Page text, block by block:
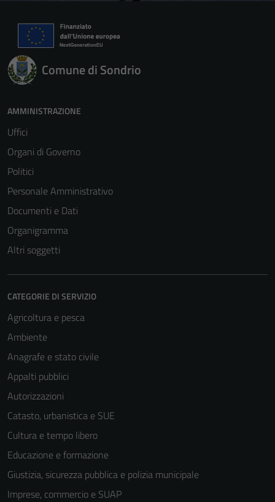
Comune di Sondrio
AMMINISTRAZIONE
Uffici
Organi di Governo
Politici
Personale Amministrativo
Documenti e Dati
Organigramma
Altri soggetti
CATEGORIE DI SERVIZIO
Agricoltura e pesca
Ambiente
Anagrafe e stato civile
Appalti pubblici
Autorizzazioni
Catasto, urbanistica e SUE
Cultura e tempo libero
Educazione e formazione
Giustizia, sicurezza pubblica e polizia municipale
Imprese, commercio e SUAP